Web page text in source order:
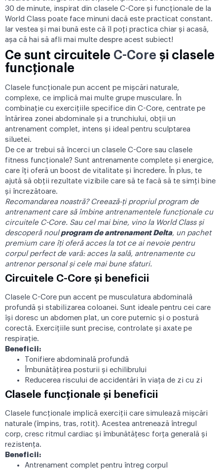
30 de minute, inspirat din clasele C-Core și funcționale de la
World Class poate face minuni dacă este practicat constant.
Iar vestea și mai bună este că îl poți practica chiar și acasă,
așa că hai să afli mai multe despre acest subiect!
Ce sunt circuitele C-Core și clasele
funcționale
Clasele funcționale pun accent pe mișcări naturale,
complexe, ce implică mai multe grupe musculare. În
combinație cu exercițiile specifice din C-Core, centrate pe
întărirea zonei abdominale și a trunchiului, obții un
antrenament complet, intens și ideal pentru sculptarea
siluetei.
De ce ar trebui să încerci un clasele C-Core sau clasele
fitness funcționale? Sunt antrenamente complete și energice,
care îți oferă un boost de vitalitate și încredere. În plus, te
ajută să obții rezultate vizibile care să te facă să te simți bine
și încrezătoare.
Recomandarea noastră? Creează-ți propriul program de
antrenament care să îmbine antrenamentele funcționale cu
circuitele C-Core. Sau cel mai bine, vino la World Class și
descoperă noulprogram de antrenament Delta, un pachet
premium care îți oferă acces la tot ce ai nevoie pentru
corpul perfect de vară: acces la sală, antrenamente cu
antrenor personal și cele mai bune sfaturi.
Circuitele C-Core și beneficii
Clasele C-Core pun accent pe musculatura abdominală
profundă și stabilizarea coloanei. Sunt ideale pentru cei care
își doresc un abdomen plat, un core puternic și o postură
corectă. Exercițiile sunt precise, controlate și axate pe
respirație.
Beneficii:
Tonifiere abdominală profundă
Îmbunătățirea posturii și echilibrului
Reducerea riscului de accidentări în viața de zi cu zi
Clasele funcționale și beneficii
Clasele funcționale implică exerciții care simulează mișcări
naturale (împins, tras, rotit). Acestea antrenează întregul
corp, cresc ritmul cardiac și îmbunătățesc forța generală și
rezistența.
Beneficii:
Antrenament complet pentru întreg corpul